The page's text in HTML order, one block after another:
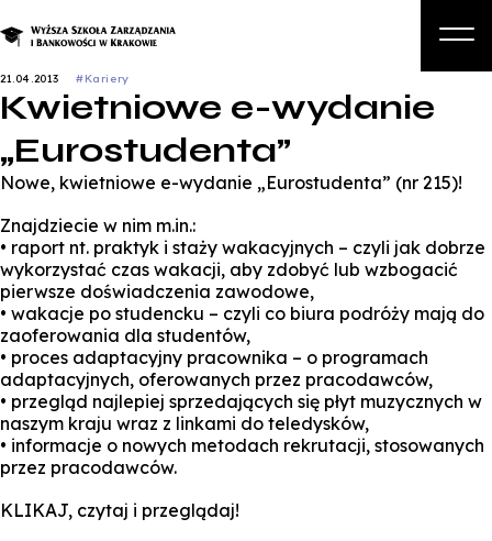
Studia podyplomowe i kursy
Kandydat
Biznes
Zapisz się na studia
21.04.2013 #Kariery
Kwietniowe e-wydanie
„Eurostudenta”
Nowe, kwietniowe e-wydanie „Eurostudenta” (nr 215)!
Znajdziecie w nim m.in.:
• raport nt. praktyk i staży wakacyjnych – czyli jak dobrze
wykorzystać czas wakacji, aby zdobyć lub wzbogacić
pierwsze doświadczenia zawodowe,
• wakacje po studencku – czyli co biura podróży mają do
zaoferowania dla studentów,
• proces adaptacyjny pracownika – o programach
adaptacyjnych, oferowanych przez pracodawców,
• przegląd najlepiej sprzedających się płyt muzycznych w
naszym kraju wraz z linkami do teledysków,
• informacje o nowych metodach rekrutacji, stosowanych
przez pracodawców.
KLIKAJ, czytaj i przeglądaj!